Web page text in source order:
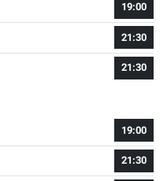
19:00
21:30
21:30
19:00
21:30